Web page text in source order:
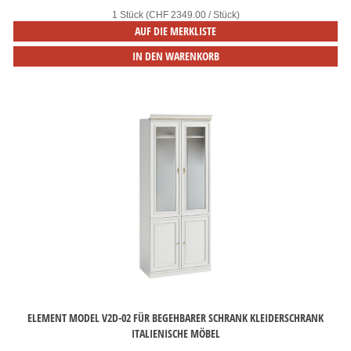
1 Stück (CHF 2349.00 / Stück)
AUF DIE MERKLISTE
IN DEN WARENKORB
ELEMENT MODEL V2D-02 FÜR BEGEHBARER SCHRANK KLEIDERSCHRANK
ITALIENISCHE MÖBEL